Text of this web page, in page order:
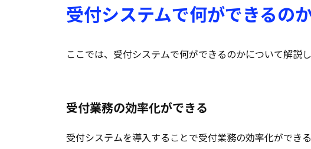
受付システムで何ができるの
ここでは、受付システムで何ができるのかについて解説し
受付業務の効率化ができる
受付システムを導入することで受付業務の効率化ができ